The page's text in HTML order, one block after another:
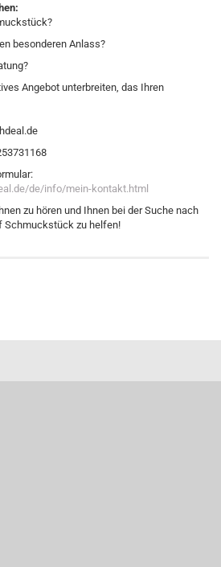
besonderen Anlass?
Angebot unterbreiten, das Ihren
de/info/mein-kontakt.html
zu hören und Ihnen bei der Suche nach
Schmuckstück zu helfen!